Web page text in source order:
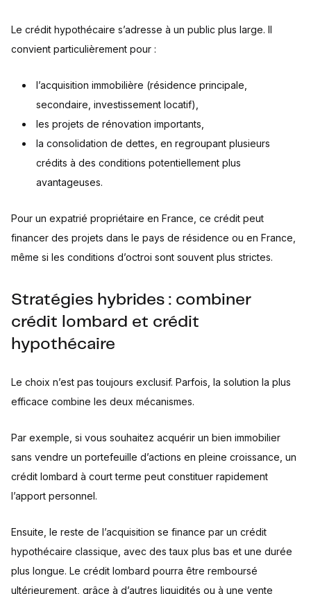
Le crédit hypothécaire s’adresse à un public plus large. Il
convient particulièrement pour :
l’acquisition immobilière (résidence principale,
secondaire, investissement locatif),
les projets de rénovation importants,
la consolidation de dettes, en regroupant plusieurs
crédits à des conditions potentiellement plus
avantageuses.
Pour un expatrié propriétaire en France, ce crédit peut
financer des projets dans le pays de résidence ou en France,
même si les conditions d’octroi sont souvent plus strictes.
Stratégies hybrides : combiner
crédit lombard et crédit
hypothécaire
Le choix n’est pas toujours exclusif. Parfois, la solution la plus
efficace combine les deux mécanismes.
Par exemple, si vous souhaitez acquérir un bien immobilier
sans vendre un portefeuille d’actions en pleine croissance, un
crédit lombard à court terme peut constituer rapidement
l’apport personnel.
Ensuite, le reste de l’acquisition se finance par un crédit
hypothécaire classique, avec des taux plus bas et une durée
plus longue. Le crédit lombard pourra être remboursé
ultérieurement, grâce à d’autres liquidités ou à une vente